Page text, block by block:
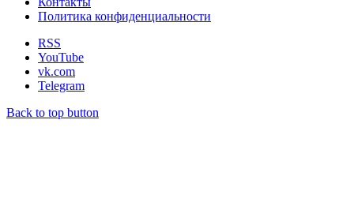
Политика конфиденциальности
RSS
YouTube
vk.com
Telegram
Back to top button